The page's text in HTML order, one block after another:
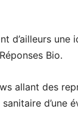
d’ailleurs
Bio.
allant des